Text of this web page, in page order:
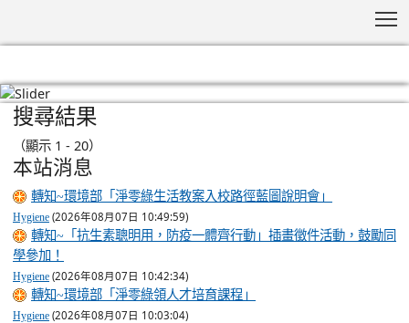
:::
搜尋結果
（顯示 1 - 20）
本站消息
轉知~環境部「淨零綠生活教案入校路徑藍圖說明會」
Hygiene (2026年08月07日 10:49:59)
轉知~「抗生素聰明用，防疫一體齊行動」插畫徵件活動，鼓勵同
學參加！
Hygiene (2026年08月07日 10:42:34)
轉知~環境部「淨零綠領人才培育課程」
Hygiene (2026年08月07日 10:03:04)